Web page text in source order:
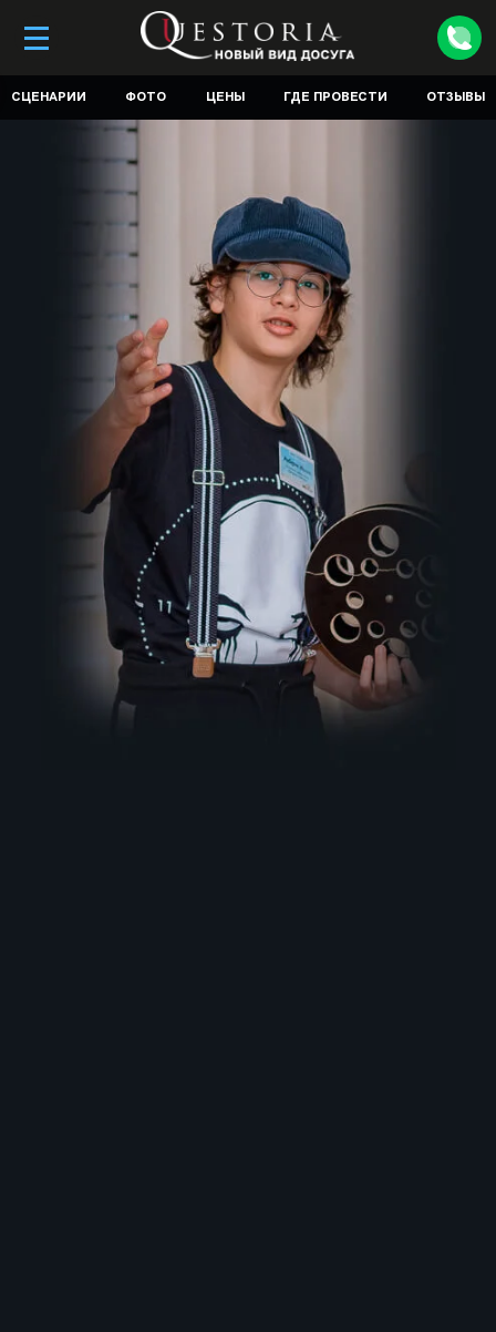
СЦЕНАРИИ ФОТО ЦЕНЫ ГДЕ ПРОВЕСТИ ОТЗЫВЫ